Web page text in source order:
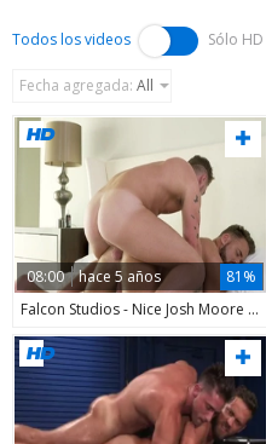
reproducción haciendo clic en el
Todos los videos Sólo HD
Fecha agregada: All
08:00 hace 5 años
81%
Falcon Studios - Nice Josh Moore with Logan Moore hard humping